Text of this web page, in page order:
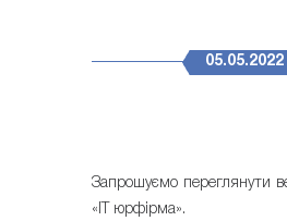
05.05.2022
Запрошуємо переглянути
«IT юрфірма».